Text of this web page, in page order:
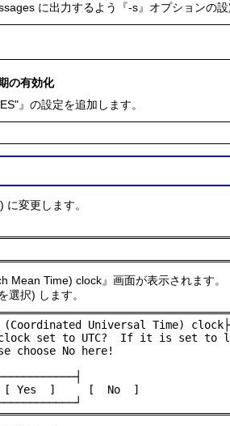
に出力するよう『-s』オプションの設
の有効化
』の設定を追加します。
変更します。
Mean Time) clock』画面が表示されます。
選択) します。
Universal Time)
clock set to UTC?  If it is set to
choose No here!
Yes  ]     [  No  ]